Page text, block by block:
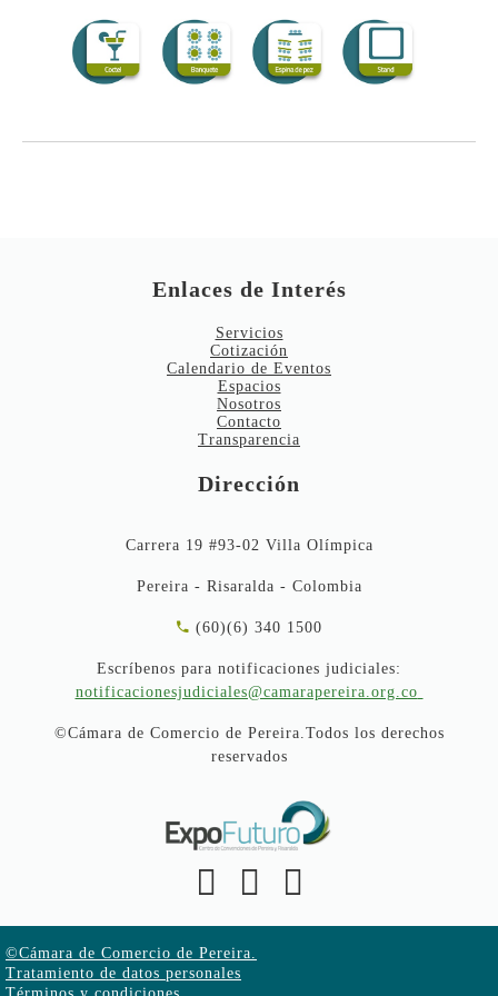
Enlaces de Interés
Servicios
Cotización
Calendario de Eventos
Espacios
Nosotros
Contacto
Transparencia
Dirección
Carrera 19 #93-02 Villa Olímpica
Pereira - Risaralda - Colombia
(60)(6) 340 1500
Escríbenos para notificaciones judiciales:
notificacionesjudiciales@camarapereira.org.co
©Cámara de Comercio de Pereira.Todos los derechos
reservados
©Cámara de Comercio de Pereira.
Tratamiento de datos personales